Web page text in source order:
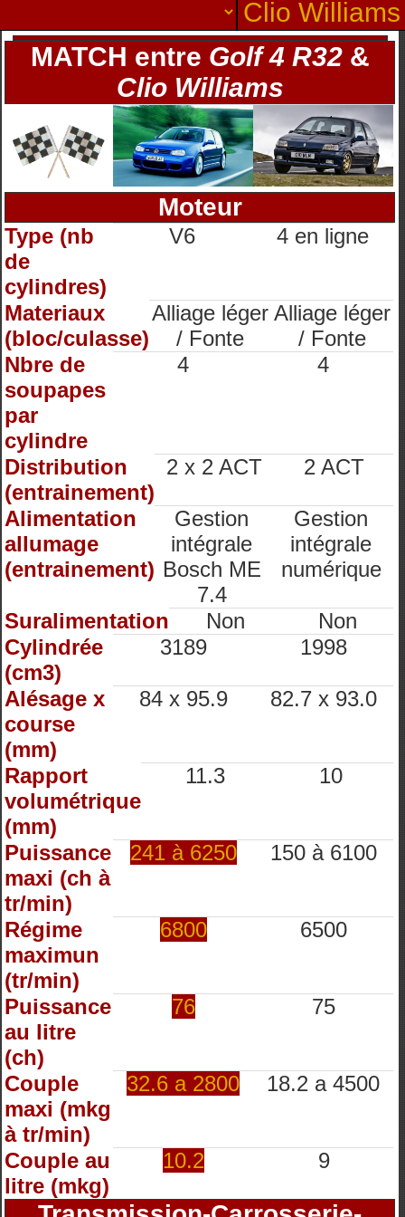
MATCH entre Golf 4 R32&
Clio Williams
Moteur
Type (nb
de
cylindres)
V6 4 en ligne
Materiaux
(bloc/culasse)
Alliage léger
/ Fonte
Alliage léger
/ Fonte
Nbre de
soupapes
par
cylindre
4 4
Distribution
(entrainement)
2 x 2 ACT 2 ACT
Alimentation
allumage
(entrainement)
Gestion
intégrale
Bosch ME
7.4
Gestion
intégrale
numérique
Suralimentation Non
Non
Cylindrée
(cm3)
3189 1998
Alésage x
course
(mm)
84 x 95.9 82.7 x 93.0
Rapport
volumétrique
(mm)
11.3 10
Puissance
maxi (ch à
tr/min)
241 à 6250 150 à 6100
Régime
maximun
(tr/min)
6800 6500
Puissance
au litre
(ch)
76 75
Couple
maxi (mkg
à tr/min)
32.6 a 2800 18.2 a 4500
Couple au
litre (mkg)
10.2 9